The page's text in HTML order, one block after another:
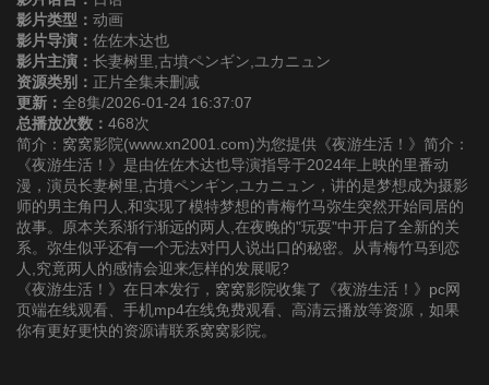
影片类型： 动画
影片导演： 佐佐木达也
影片主演： 长妻树里,古墳ペンギン,ユカニュン
资源类别： 正片全集未删减
更新： 全8集/2026-01-24 16:37:07
总播放次数： 468次
简介：窝窝影院(www.xn2001.com)为您提供《夜游生活！》简介：
《夜游生活！》是由佐佐木达也导演指导于2024年上映的里番动
漫，演员长妻树里,古墳ペンギン,ユカニュン，讲的是梦想成为摄影
师的男主角円人,和实现了模特梦想的青梅竹马弥生突然开始同居的
故事。原本关系渐行渐远的两人,在夜晚的"玩耍"中开启了全新的关
系。弥生似乎还有一个无法对円人说出口的秘密。从青梅竹马到恋
人,究竟两人的感情会迎来怎样的发展呢?
《夜游生活！》在日本发行，窝窝影院收集了《夜游生活！》pc网
页端在线观看、手机mp4在线免费观看、高清云播放等资源，如果
你有更好更快的资源请联系窝窝影院。